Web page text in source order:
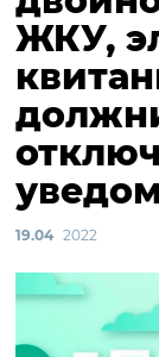
ЖКУ,
19.04 2022